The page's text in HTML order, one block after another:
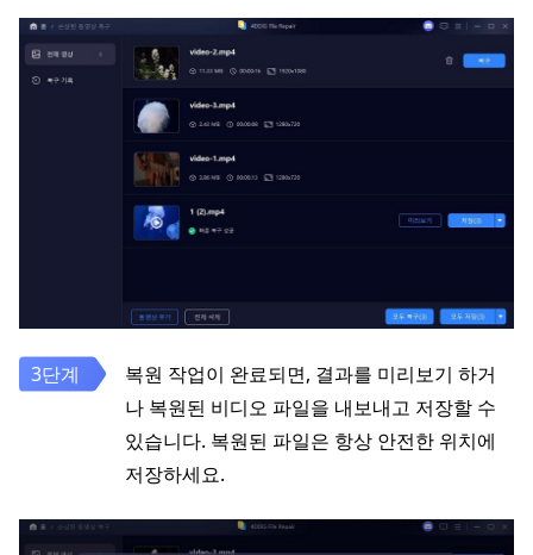
복원 작업이 완료되면, 결과를 미리보기 하거
나 복원된 비디오 파일을 내보내고 저장할 수
있습니다. 복원된 파일은 항상 안전한 위치에
저장하세요.